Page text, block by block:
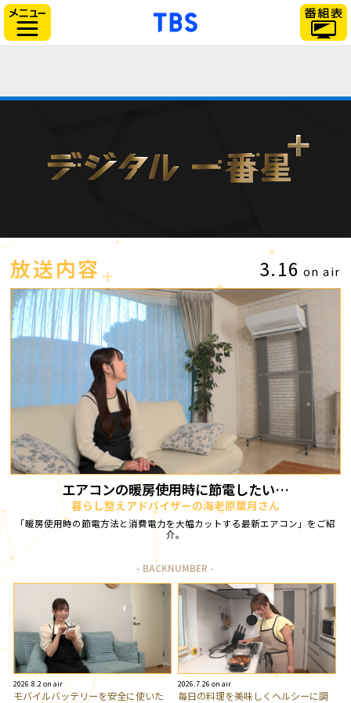
「TBSテレビ」トップ
放送内容 3.16 on air
エアコンの暖房使用時に節電したい…
暮らし整えアドバイザーの海老原葉月さん
「暖房使用時の節電方法と消費電力を大幅カットする最新エアコン」をご紹
介。
BACKNUMBER
2026.8.2 on air
モバイルバッテリーを安全に使いた
2026.7.26 on air
毎日の料理を美味しくヘルシーに調